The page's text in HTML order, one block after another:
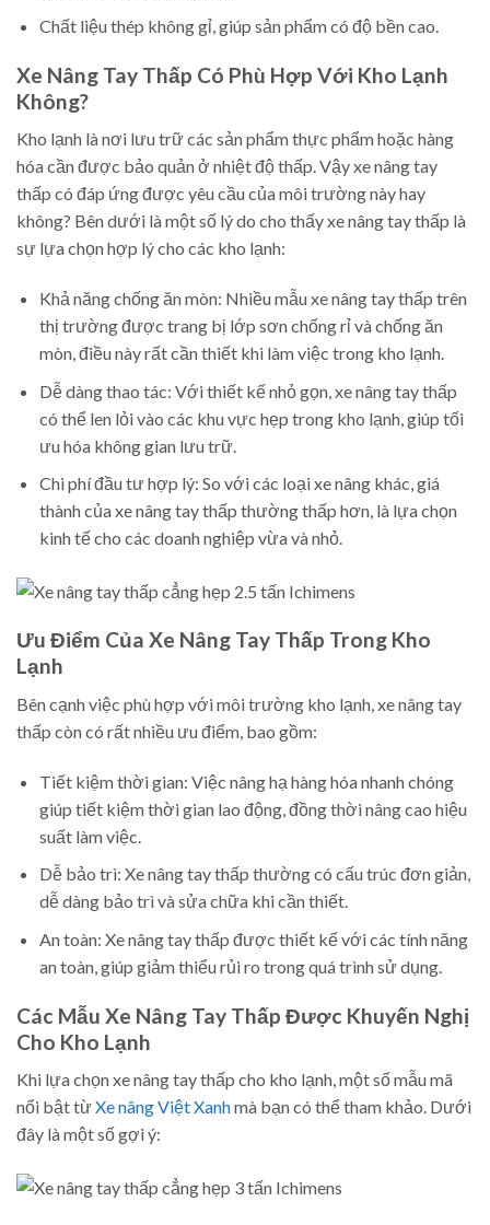
Chất liệu thép không gỉ, giúp sản phẩm có độ bền cao.
Xe Nâng Tay Thấp Có Phù Hợp Với Kho Lạnh
Không?
Kho lạnh là nơi lưu trữ các sản phẩm thực phẩm hoặc hàng
hóa cần được bảo quản ở nhiệt độ thấp. Vậy xe nâng tay
thấp có đáp ứng được yêu cầu của môi trường này hay
không? Bên dưới là một số lý do cho thấy xe nâng tay thấp là
sự lựa chọn hợp lý cho các kho lạnh:
Khả năng chống ăn mòn: Nhiều mẫu xe nâng tay thấp trên
thị trường được trang bị lớp sơn chống rỉ và chống ăn
mòn, điều này rất cần thiết khi làm việc trong kho lạnh.
Dễ dàng thao tác: Với thiết kế nhỏ gọn, xe nâng tay thấp
có thể len lỏi vào các khu vực hẹp trong kho lạnh, giúp tối
ưu hóa không gian lưu trữ.
Chi phí đầu tư hợp lý: So với các loại xe nâng khác, giá
thành của xe nâng tay thấp thường thấp hơn, là lựa chọn
kinh tế cho các doanh nghiệp vừa và nhỏ.
Ưu Điểm Của Xe Nâng Tay Thấp Trong Kho
Lạnh
Bên cạnh việc phù hợp với môi trường kho lạnh, xe nâng tay
thấp còn có rất nhiều ưu điểm, bao gồm:
Tiết kiệm thời gian: Việc nâng hạ hàng hóa nhanh chóng
giúp tiết kiệm thời gian lao động, đồng thời nâng cao hiệu
suất làm việc.
Dễ bảo trì: Xe nâng tay thấp thường có cấu trúc đơn giản,
dễ dàng bảo trì và sửa chữa khi cần thiết.
An toàn: Xe nâng tay thấp được thiết kế với các tính năng
an toàn, giúp giảm thiểu rủi ro trong quá trình sử dụng.
Các Mẫu Xe Nâng Tay Thấp Được Khuyến Nghị
Cho Kho Lạnh
Khi lựa chọn xe nâng tay thấp cho kho lạnh, một số mẫu mã
nổi bật từXe nâng Việt Xanhmà bạn có thể tham khảo. Dưới
đây là một số gợi ý: